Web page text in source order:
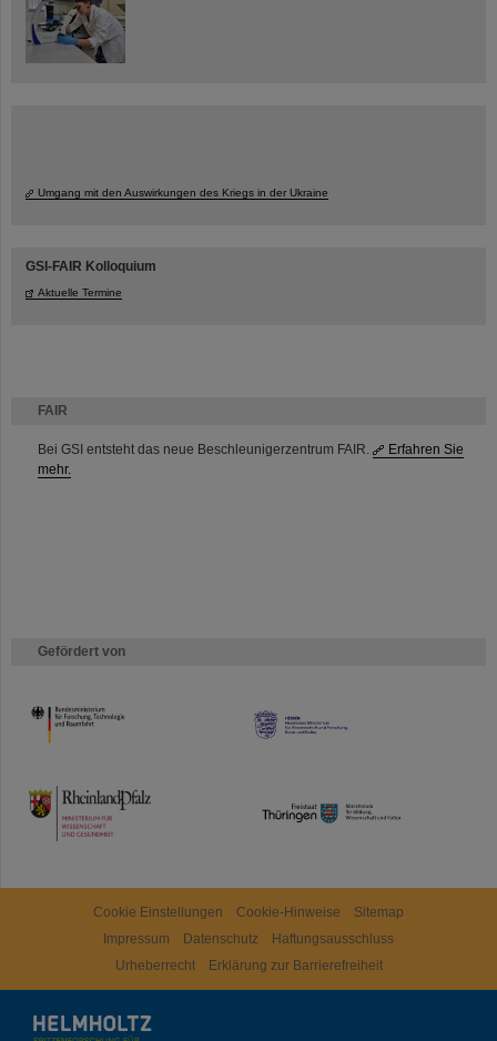
FAIR
Bei GSI entsteht das neue Beschleunigerzentrum FAIR.
Erfahren Sie
mehr.
Gefördert von
HMWK
TMWWDG
Umgang mit den Auswirkungen des Kriegs in der Ukraine
GSI-FAIR Kolloquium
Aktuelle Termine
Cookie Einstellungen Cookie-Hinweise
Sitemap
Impressum
Datenschutz
Haftungsausschluss
Urheberrecht
Erklärung zur Barrierefreiheit